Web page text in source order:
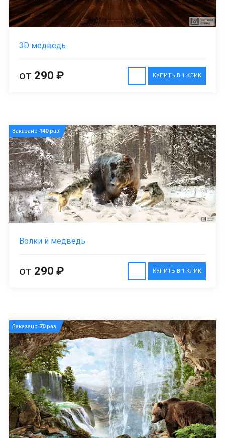
3D медведь
КУПИТЬ В 1 КЛИК
от 290 ₽
Заказано 140раз
Волки и медведь
КУПИТЬ В 1 КЛИК
от 290 ₽
Заказано 70раз